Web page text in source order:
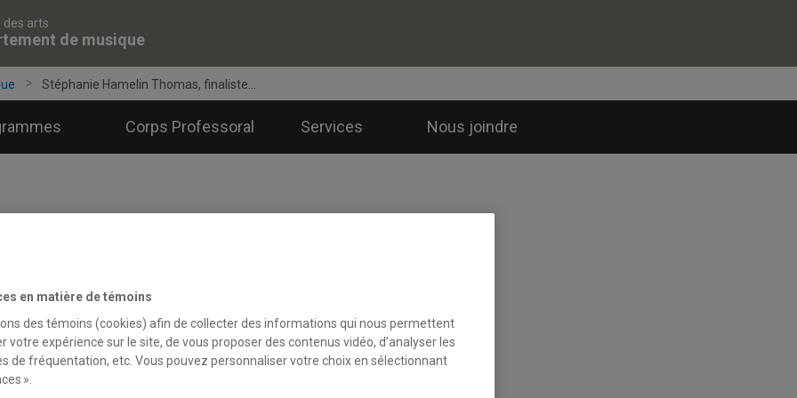
des arts
de musique
Stéphanie Hamelin Thomas, finaliste...
Corps Professoral Services Nous joindre
en matière de témoins
des témoins (cookies) afin de collecter des informations qui nous permettent
votre expérience sur le site, de vous proposer des contenus vidéo, d’analyser les
de fréquentation, etc. Vous pouvez personnaliser votre choix en sélectionnant
».